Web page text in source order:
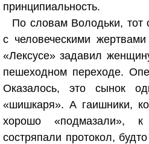
принципиальность.
По словам Володьки,
с человеческими
«Лексусе» задавил
пешеходном переходе.
Оказалось, это сынок
«шишкаря». А гаишники,
хорошо «подмазали»,
состряпали протокол,